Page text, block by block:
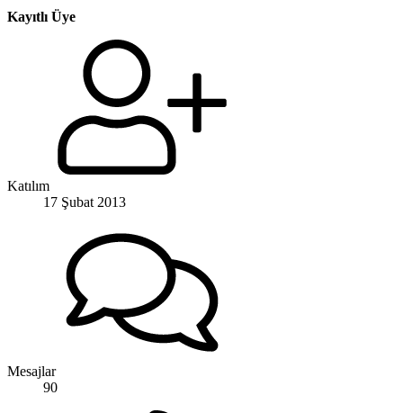
Kayıtlı Üye
Katılım
17 Şubat 2013
Mesajlar
90